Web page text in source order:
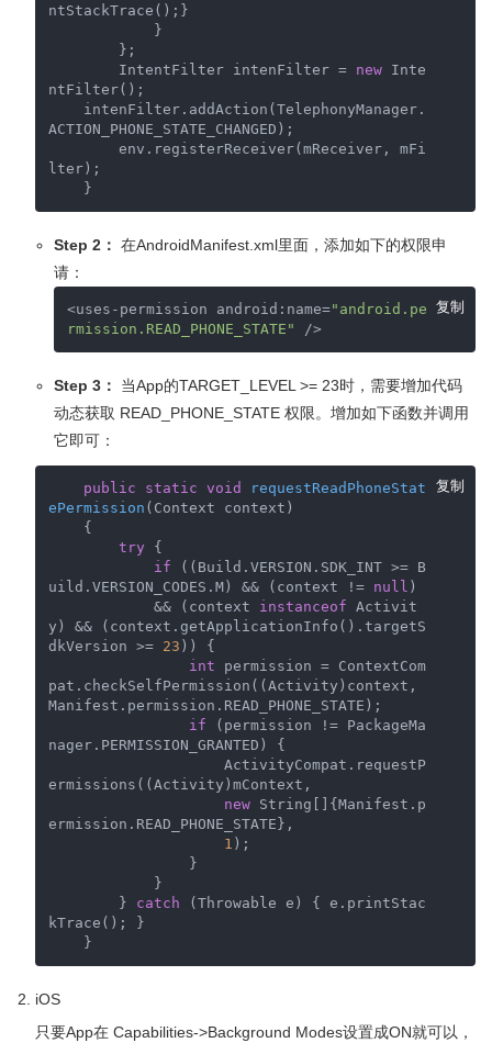
ntStackTrace();}
        IntentFilter intenFilter =
new Inte
ntFilter();
ACTION_PHONE_STATE_CHANGED);
lter);
    }
Step 2： 在AndroidManifest.xml里面，添加如下的权限申
请：
复制
<uses-permission android:name="android.pe
rmission.READ_PHONE_STATE"
/>
Step 3：
当App的TARGET_LEVEL >= 23时，需要增加代码
动态获取 READ_PHONE_STATE 权限。增加如下函数并调用
它即可：
复制
public static void
requestReadPhoneStat
ePermission (Context context)
{
try {
if ((Build.VERSION.SDK_INT >= B
uild.VERSION_CODES.M) && (context != null )
            && (context
instanceof Activit
y) && (context.getApplicationInfo().targetS
dkVersion >= 23 )) {
int permission = ContextCom
pat.checkSelfPermission((Activity)context,
Manifest.permission.READ_PHONE_STATE);
if (permission != PackageMa
nager.PERMISSION_GRANTED) {
ermissions((Activity)mContext,
new String[]{Manifest.p
ermission.READ_PHONE_STATE},
1 );
        }
catch (Throwable e) { e.printStac
kTrace(); }
    }
iOS
只要App在 Capabilities->Background Modes设置成ON就可以，